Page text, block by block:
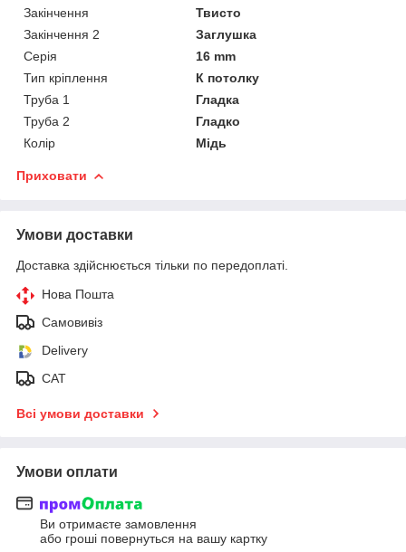
Закінчення
Твисто
Закінчення 2
Заглушка
Серія
16 mm
Тип кріплення
К потолку
Труба 1
Гладка
Труба 2
Гладко
Колір
Мідь
Приховати
Умови доставки
Доставка здійснюється тільки по передоплаті.
Нова Пошта
Самовивіз
Delivery
САТ
Всі умови доставки
Умови оплати
Ви отримаєте замовлення
або гроші повернуться на вашу картку